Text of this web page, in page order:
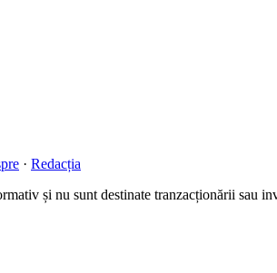
· Redacția
și nu sunt destinate tranzacționării sau